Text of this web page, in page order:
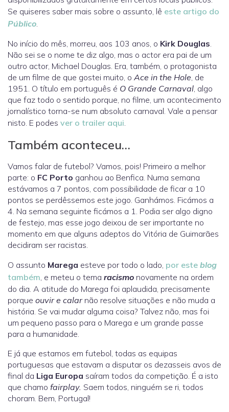
Se quiseres saber mais sobre o assunto, lê este artigo do
Público.
No início do mês, morreu, aos 103 anos, o Kirk Douglas.
Não sei se o nome te diz algo, mas o actor era pai de um
outro actor, Michael Douglas. Era, também, o protagonista
de um filme de que gostei muito, o Ace in the Hole, de
1951. O título em português é O Grande Carnaval, algo
que faz todo o sentido porque, no filme, um acontecimento
jornalístico torna-se num absoluto carnaval. Vale a pensar
nisto. E podes ver o trailer aqui.
Também aconteceu…
Vamos falar de futebol? Vamos, pois! Primeiro a melhor
parte: o FC Porto ganhou ao Benfica. Numa semana
estávamos a 7 pontos, com possibilidade de ficar a 10
pontos se perdêssemos este jogo. Ganhámos. Ficámos a
4. Na semana seguinte ficámos a 1. Podia ser algo digno
de festejo, mas esse jogo deixou de ser importante no
momento em que alguns adeptos do Vitória de Guimarães
decidiram ser racistas.
O assunto Marega esteve por todo o lado, por este blog
também, e meteu o tema racismo novamente na ordem
do dia. A atitude do Marega foi aplaudida, precisamente
porque ouvir e calarnão resolve situações e não muda a
história. Se vai mudar alguma coisa? Talvez não, mas foi
um pequeno passo para o Marega e um grande passe
para a humanidade.
E já que estamos em futebol, todas as equipas
portuguesas que estavam a disputar os dezasseis avos de
final da Liga Europa saíram todos da competição. É a isto
que chamo fairplay. Saem todos, ninguém se ri, todos
choram. Bem, Portugal!